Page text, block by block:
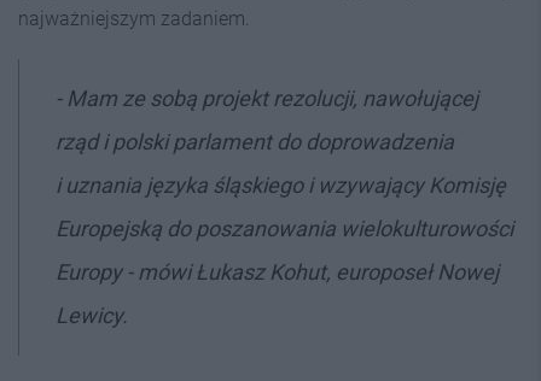
najważniejszym zadaniem.
- Mam ze sobą projekt rezolucji, nawołującej
rząd i polski parlament do doprowadzenia
i uznania języka śląskiego i wzywający Komisję
Europejską do poszanowania wielokulturowości
Europy - mówi Łukasz Kohut, europoseł Nowej
Lewicy.